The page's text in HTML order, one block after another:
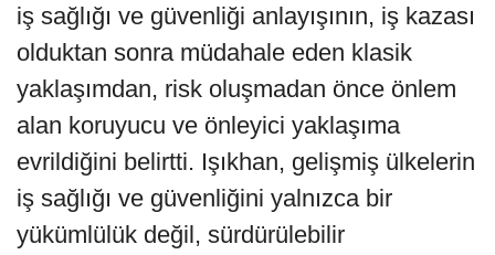
iş sağlığı ve güvenliği anlayışının, iş kazası
olduktan sonra müdahale eden klasik
yaklaşımdan, risk oluşmadan önce önlem
alan koruyucu ve önleyici yaklaşıma
evrildiğini belirtti. Işıkhan, gelişmiş ülkelerin
iş sağlığı ve güvenliğini yalnızca bir
yükümlülük değil, sürdürülebilir